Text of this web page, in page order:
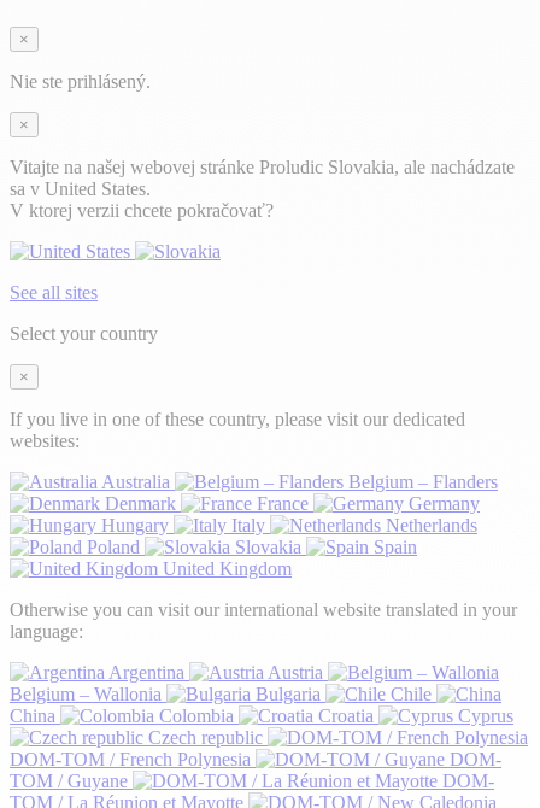
×
Nie ste prihlásený.
×
Vitajte na našej webovej stránke Proludic Slovakia, ale nachádzate
sa v United States.
V ktorej verzii chcete pokračovať?
See all sites
Select your country
×
If you live in one of these country, please visit our dedicated
websites:
Australia
Belgium – Flanders
Denmark
France
Germany
Hungary
Italy
Netherlands
Poland
Slovakia
Spain
United Kingdom
Otherwise you can visit our international website translated in your
language:
Argentina
Austria
Belgium – Wallonia
Bulgaria
Chile
China
Colombia Croatia
Cyprus
Czech republic
DOM-TOM / French Polynesia
DOM-
TOM / Guyane
DOM-
TOM / La Réunion et Mayotte